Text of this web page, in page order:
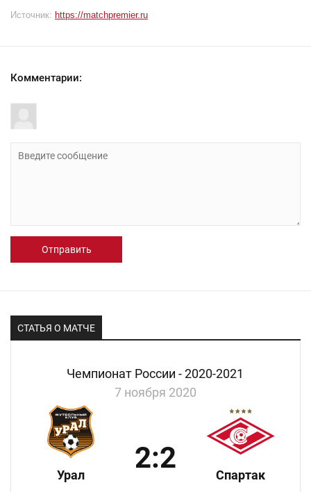
Источник: https://matchpremier.ru
Комментарии:
Отправить
СТАТЬЯ О МАТЧЕ
Чемпионат России - 2020-2021
7 ноября 2020
Урал
2:2
Спартак